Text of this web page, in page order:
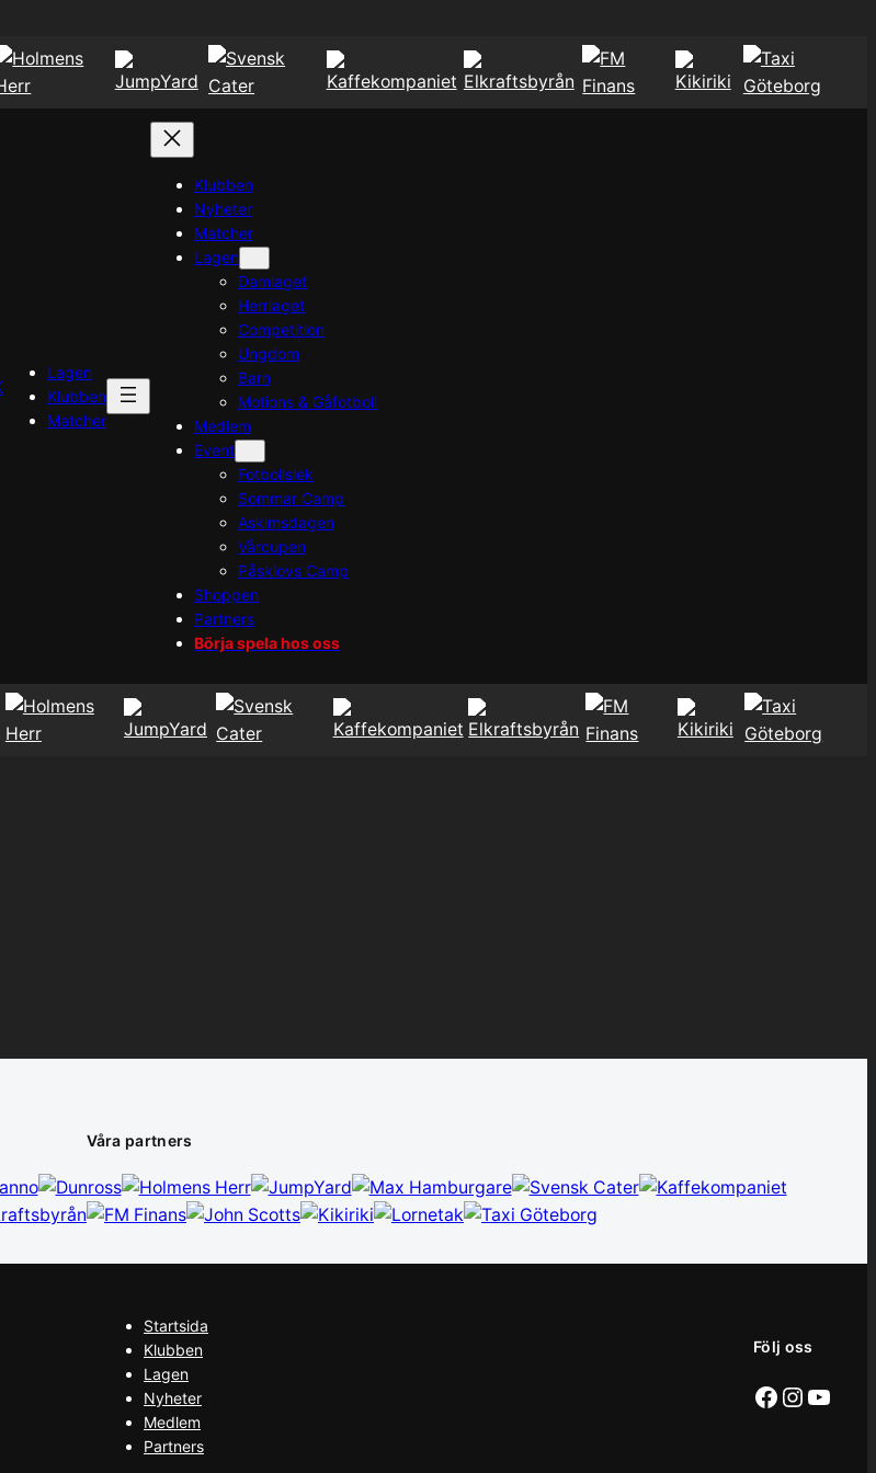
Lagen
Klubben
Matcher
Klubben
Nyheter
Matcher
Lagen
Damlaget
Herrlaget
Competition
Ungdom
Barn
Motions & Gåfotboll
Medlem
Event
Fotbollslek
Sommar Camp
Askimsdagen
Vårcupen
Påsklovs Camp
Shoppen
Partners
Börja spela hos oss
Våra partners
Startsida
Klubben
Lagen
Nyheter
Medlem
Partners
Följ oss
Facebook